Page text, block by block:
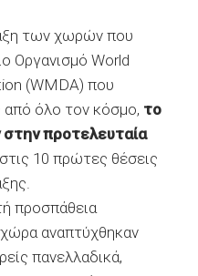
των χωρών που
Οργανισμό World
(WMDA) που
από όλο τον κόσμο, το
προτελευταία
10 πρώτες θέσεις
προσπάθεια
αναπτύχθηκαν
πανελλαδικά,